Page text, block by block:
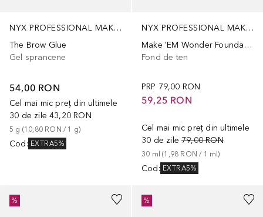
NYX PROFESSIONAL MAKEUP
The Brow Glue
Gel sprancene
54,00 RON
Cel mai mic preț din ultimele
30 de zile 43,20 RON
5 g (10,80 RON / 1 g)
Cod : EXTRA5%
NYX PROFESSIONAL MAKEUP
Make 'EM Wonder Foundation
Fond de ten
PRP 79,00 RON
59,25 RON
Cel mai mic preț din ultimele
30 de zile 79,00 RON
30 ml (1,98 RON / 1 ml)
Cod : EXTRA5%
% %
+13